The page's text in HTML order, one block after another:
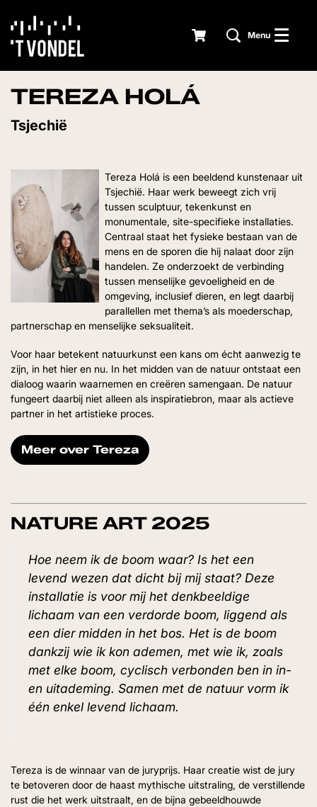
Menu
TEREZA HOLÁ
Tsjechië
Tereza Holá is een beeldend kunstenaar uit
Tsjechië. Haar werk beweegt zich vrij
tussen sculptuur, tekenkunst en
monumentale, site-specifieke installaties.
Centraal staat het fysieke bestaan van de
mens en de sporen die hij nalaat door zijn
handelen. Ze onderzoekt de verbinding
tussen menselijke gevoeligheid en de
omgeving, inclusief dieren, en legt daarbij
parallellen met thema’s als moederschap,
partnerschap en menselijke seksualiteit.
Voor haar betekent natuurkunst een kans om écht aanwezig te
zijn, in het hier en nu. In het midden van de natuur ontstaat een
dialoog waarin waarnemen en creëren samengaan. De natuur
fungeert daarbij niet alleen als inspiratiebron, maar als actieve
partner in het artistieke proces.
Meer over Tereza
NATURE ART 2025
Hoe neem ik de boom waar? Is het een
levend wezen dat dicht bij mij staat? Deze
installatie is voor mij het denkbeeldige
lichaam van een verdorde boom, liggend als
een dier midden in het bos. Het is de boom
dankzij wie ik kon ademen, met wie ik, zoals
met elke boom, cyclisch verbonden ben in in-
en uitademing. Samen met de natuur vorm ik
één enkel levend lichaam.
Tereza is de winnaar van de juryprijs. Haar creatie wist de jury
te betoveren door de haast mythische uitstraling, de verstillende
rust die het werk uitstraalt, en de bijna gebeeldhouwde